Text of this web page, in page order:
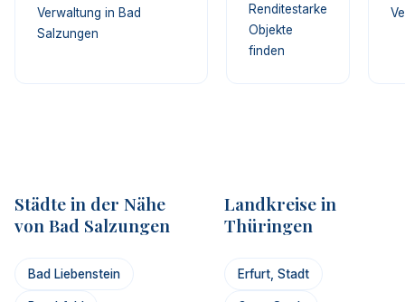
Verwaltung in Bad
Salzungen
Renditestarke
Objekte
finden
Städte in der Nähe
von Bad Salzungen
Bad Liebenstein
Landkreise in
Thüringen
Erfurt, Stadt